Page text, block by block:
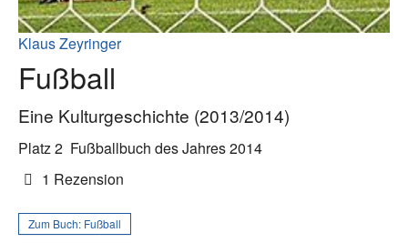
Klaus Zeyringer
Fußball
Eine Kulturgeschichte (2013/2014)
Platz 2 Fußballbuch des Jahres 2014
1 Rezension
Zum Buch: Fußball